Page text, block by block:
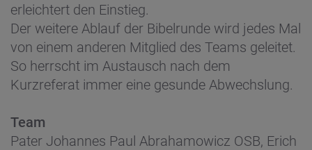
erleichtert den Einstieg.
Der weitere Ablauf der Bibelrunde wird jedes Mal
von einem anderen Mitglied des Teams geleitet.
So herrscht im Austausch nach dem
Kurzreferat immer eine gesunde Abwechslung.
Team
Pater Johannes Paul Abrahamowicz OSB, Erich